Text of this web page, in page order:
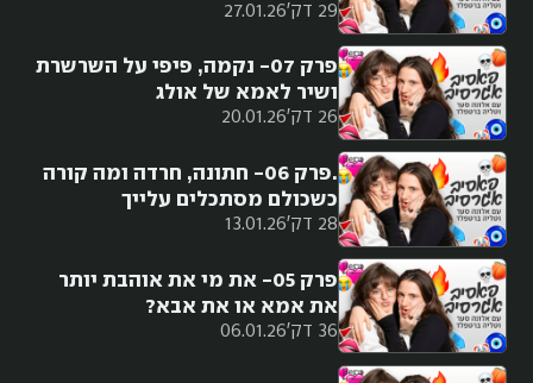
29 דק' 27.01.26
26 דק' 20.01.26
פרק 07- נקמה, פיפי על השרשרת
ושיר לאמא של אולג
28 דק' 13.01.26
.פרק 06- חתונה, חרדה ומה קורה
כשכולם מסתכלים עלייך
36 דק' 06.01.26
פרק 05- את מי את אוהבת יותר
את אמא או את אבא?